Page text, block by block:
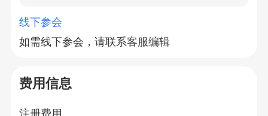
线下参会
如需线下参会，请联系客服编辑
费用信息